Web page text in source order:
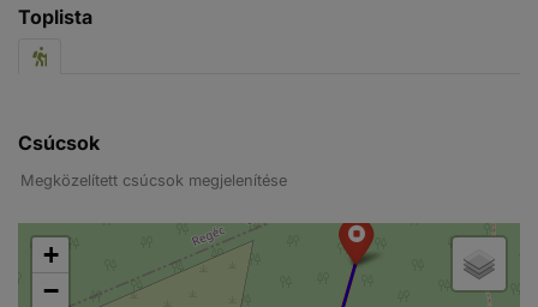
Toplista
Csúcsok
Megközelített csúcsok megjelenítése
+
−